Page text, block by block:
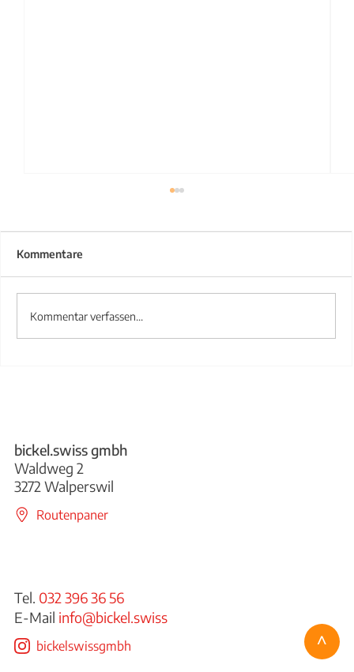
Treppengeländer aus Stahl
Kommentare
Kommentar verfassen...
bickel.swiss gmbh
Waldweg 2
3272 Walperswil
Routenpaner
Tel. 032 396 36 56
E-Mail info@bickel.swiss
bickelswissgmbh ^